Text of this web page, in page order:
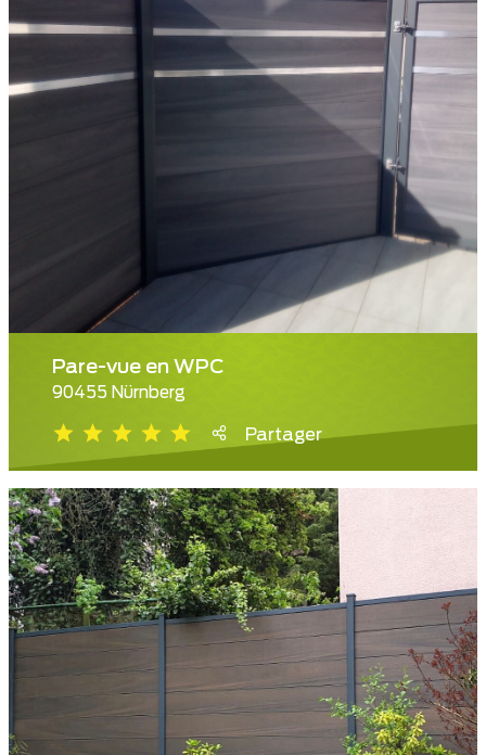
Pare-vue en WPC
90455 Nürnberg
Partager